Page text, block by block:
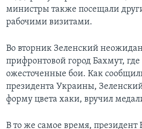
министры также посещали
рабочими визитами.
Во вторник Зеленский
прифронтовой город Бахмут, где
ожесточенные бои. Как
президента Украины,
форму цвета хаки, вручил
В то же самое время,